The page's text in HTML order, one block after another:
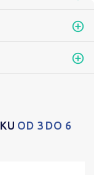
OD 3 DO 6